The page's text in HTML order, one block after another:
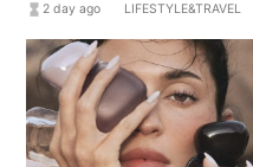
hourglass_full 2 day ago LIFESTYLE&TRAVEL